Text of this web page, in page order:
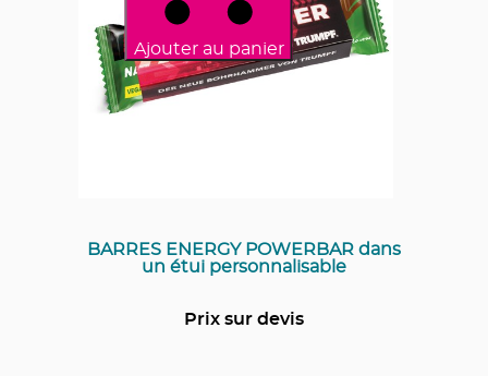
Ajouter au panier
BARRES ENERGY POWERBAR dans
un étui personnalisable
Prix sur devis